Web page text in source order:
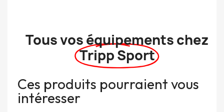
Tous vos équipements chez
Tripp Sport
Ces produits pourraient vous
intéresser